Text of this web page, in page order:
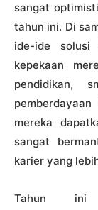
sangat
tahun ini. Di
ide-ide solusi
kepekaan
pendidikan,
mereka
sangat
karier yang
Tahun ini